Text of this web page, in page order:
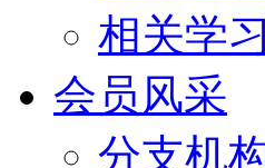
相关学习
会员风采
分支机